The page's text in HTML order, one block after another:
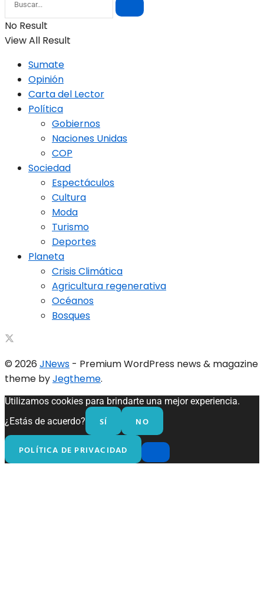
No Result
View All Result
Sumate
Opinión
Carta del Lector
Política
Gobiernos
Naciones Unidas
COP
Sociedad
Espectáculos
Cultura
Moda
Turismo
Deportes
Planeta
Crisis Climática
Agricultura regenerativa
Océanos
Bosques
© 2026 JNews - Premium WordPress news & magazine
theme byJegtheme.
Utilizamos cookies para brindarte una mejor experiencia.
¿Estás de acuerdo?
SÍ NO
POLÍTICA DE PRIVACIDAD